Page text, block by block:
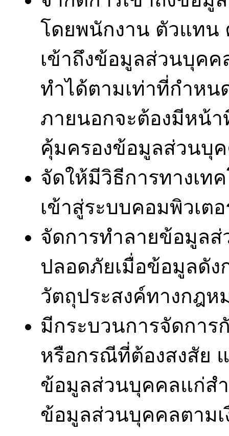
โดยพนักงาน ตัวแทน
เข้าถึงข้อมูลส่วนบุค
ทำได้ตามเท่าที่กำห
ภายนอกจะต้องมีหน้
คุ้มครองข้อมูลส่วนบุ
จัดให้มีวิธีการทางเท
เข้าสู่ระบบคอมพิวเต
จัดการทำลายข้อมูล
ปลอดภัยเมื่อข้อมูลดัง
วัตถุประสงค์ทางกฎห
มีกระบวนการจัดกา
หรือกรณีที่ต้องสงสัย
ข้อมูลส่วนบุคคลแก่ส
ข้อมูลส่วนบุคคลตาม